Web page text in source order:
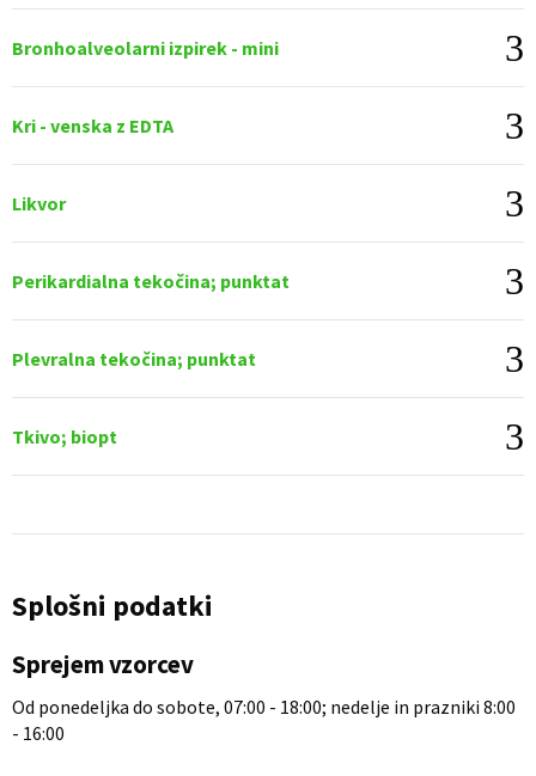
Bronhoalveolarni izpirek - mini
Kri - venska z EDTA
Likvor
Perikardialna tekočina; punktat
Plevralna tekočina; punktat
Tkivo; biopt
Splošni podatki
Sprejem vzorcev
Od ponedeljka do sobote, 07:00 - 18:00; nedelje in prazniki 8:00
- 16:00